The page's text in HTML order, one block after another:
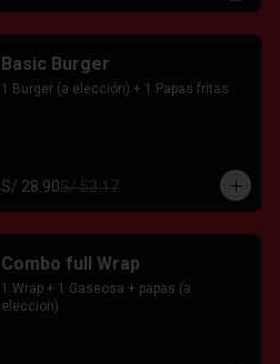
Basic Burger
1 Burger (a elección) + 1 Papas fritas
S/ 28.90S/ 53.17
Combo full Wrap
1 Wrap + 1 Gaseosa + papas (a
eleccion)